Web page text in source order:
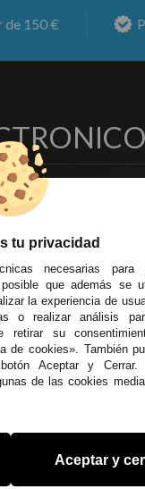
DELEGACIONES
Av. Plaza de Toros.
Córdoba
C/ Ingeniero Iribarren,
Alzira - Valencia
C/ Esplugues, 135
tu privacidad
necesarias para
que además se
la experiencia de
o realizar análisis
retirar su
de cookies». También
Aceptar y Cerrar.
de las cookies
Aceptar y